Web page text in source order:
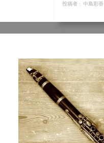
投稿者 : 中島彩香